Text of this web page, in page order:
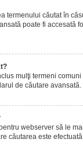
termenului căutat în
poate fi accesată
mulţi termeni
de căutare avansată.
webserver să le
căutarea este